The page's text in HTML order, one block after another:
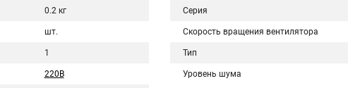
0.2 кг
шт.
1
220В
Серия
Скорость вращения вентилятора
Тип
Уровень шума